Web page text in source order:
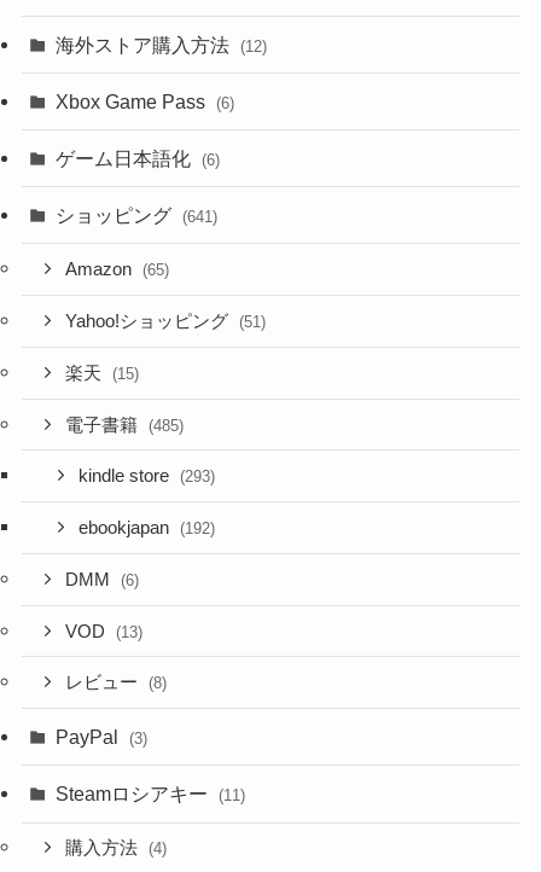
海外ストア購入方法 (12)
Xbox Game Pass (6)
ゲーム日本語化 (6)
ショッピング (641)
Amazon (65)
Yahoo!ショッピング (51)
楽天 (15)
電子書籍 (485)
kindle store (293)
ebookjapan (192)
DMM (6)
VOD (13)
レビュー (8)
PayPal (3)
Steamロシアキー (11)
購入方法 (4)